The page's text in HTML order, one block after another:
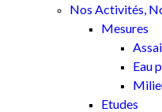
Nos Activités,
Mesures
Eau
Etudes